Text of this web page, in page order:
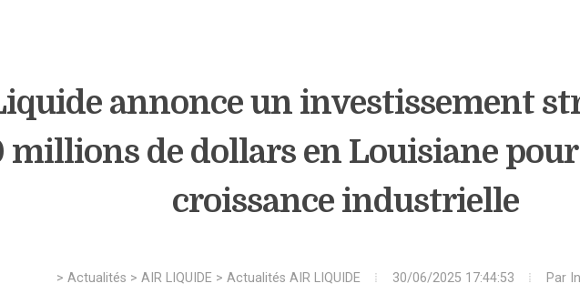
annonce un investissement
millions de dollars en Louisiane
croissance industrielle
> Actualités > AIR LIQUIDE > Actualités AIR LIQUIDE 30/06/2025 17:44:53 Par